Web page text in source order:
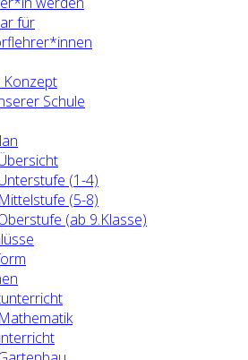
für
Konzept
Schule
(1-4)
Mittelstufe (5-8)
(ab 9.Klasse)
Mathematik